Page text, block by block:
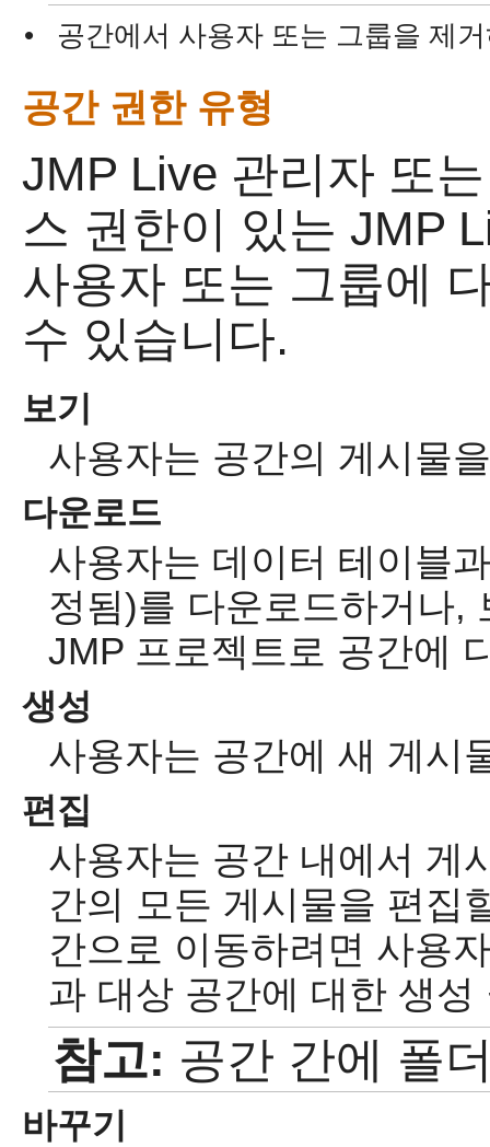
• 공간에서 사용자 또는 그룹을 제
공간 권한 유형
JMP Live 관리자 또
스 권한이 있는 JMP
사용자 또는 그룹에
수 있습니다.
보기
사용자는 공간의 게시물
다운로드
사용자는 데이터 테이블
정됨)를 다운로드하거나,
JMP 프로젝트로 공간에
생성
사용자는 공간에 새 게시
편집
사용자는 공간 내에서 게
간의 모든 게시물을 편집
간으로 이동하려면 사용
과 대상 공간에 대한 생
참고: 공간 간에 폴
바꾸기